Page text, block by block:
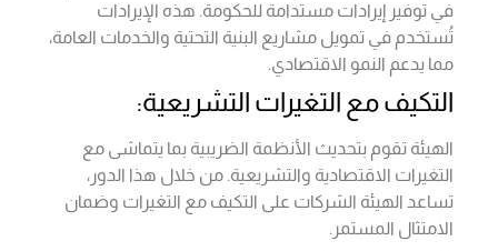
في توفير إيرادات مستدامة للحكومة. هذه الإيرادات
تُستخدم في تمويل مشاريع البنية التحتية والخدمات العامة،
مما يدعم النمو الاقتصادي.
التكيف مع التغيرات التشريعية:
الهيئة تقوم بتحديث الأنظمة الضريبية بما يتماشى مع
التغيرات الاقتصادية والتشريعية. من خلال هذا الدور،
تساعد الهيئة الشركات على التكيف مع التغيرات وضمان
الامتثال المستمر.